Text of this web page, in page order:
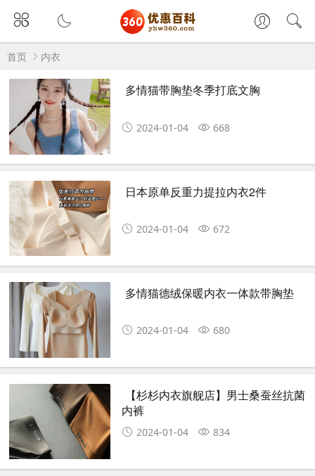
首页 内衣
多情猫带胸垫冬季打底文胸
2024-01-04 668
日本原单反重力提拉内衣2件
2024-01-04 672
多情猫德绒保暖内衣一体款带胸垫
2024-01-04 680
【杉杉内衣旗舰店】男士桑蚕丝抗菌
内裤
2024-01-04 834